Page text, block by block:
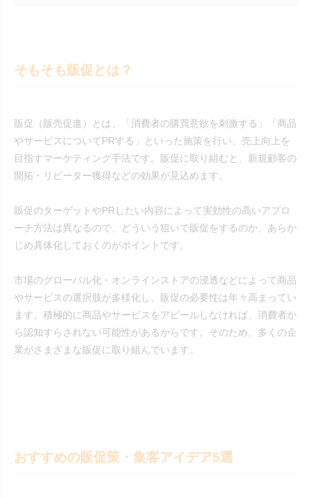
そもそも販促とは？
販促（販売促進）とは、「消費者の購買意欲を刺激する」「商品
やサービスについてPRする」といった施策を行い、売上向上を
目指すマーケティング手法です。販促に取り組むと、新規顧客の
開拓・リピーター獲得などの効果が見込めます。
販促のターゲットやPRしたい内容によって実効性の高いアプロ
ーチ方法は異なるので、どういう狙いで販促をするのか、あらか
じめ具体化しておくのがポイントです。
市場のグローバル化・オンラインストアの浸透などによって商品
やサービスの選択肢が多様化し、販促の必要性は年々高まってい
ます。積極的に商品やサービスをアピールしなければ、消費者か
ら認知すらされない可能性があるからです。そのため、多くの企
業がさまざまな販促に取り組んでいます。
おすすめの販促策・集客アイデア5選